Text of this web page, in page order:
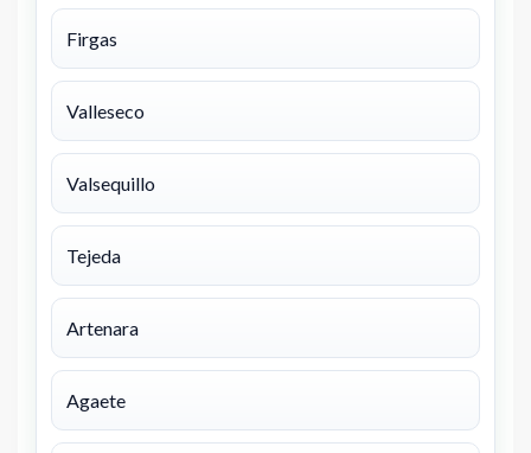
Firgas
Valleseco
Valsequillo
Tejeda
Artenara
Agaete